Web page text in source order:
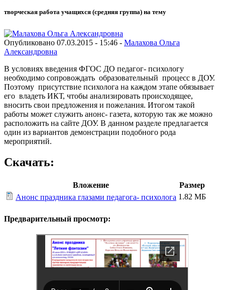
творческая работа учащихся (средняя группа) на тему
Опубликовано 07.03.2015 - 15:46 - Малахова Ольга
Александровна
В условиях введения ФГОС ДО педагог- психологу
необходимо сопровождать образовательный процесс в ДОУ.
Поэтому присутствие психолога на каждом этапе обязывает
его владеть ИКТ, чтобы анализировать происходящее,
вносить свои предложения и пожелания. Итогом такой
работы может служить анонс- газета, которую так же можно
расположить на сайте ДОУ. В данном разделе предлагается
один из вариантов демонстрации подобного рода
мероприятий.
Скачать:
Вложение
Размер
Анонс праздника глазами педагога- психолога 1.82 МБ
Предварительный просмотр: